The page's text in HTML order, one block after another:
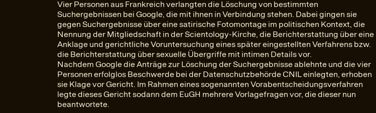
Vier Personen aus Frankreich verlangten die Löschung von bestimmten
Suchergebnissen bei Google, die mit ihnen in Verbindung stehen. Dabei gingen sie
gegen Suchergebnisse über eine satirische Fotomontage im politischen Kontext, die
Nennung der Mitgliedschaft in der Scientology-Kirche, die Berichterstattung über eine
Anklage und gerichtliche Voruntersuchung eines später eingestellten Verfahrens bzw.
die Berichterstattung über sexuelle Übergriffe mit intimen Details vor.
Nachdem Google die Anträge zur Löschung der Suchergebnisse ablehnte und die vier
Personen erfolglos Beschwerde bei der Datenschutzbehörde CNIL einlegten, erhoben
sie Klage vor Gericht. Im Rahmen eines sogenannten Vorabentscheidungsverfahren
legte dieses Gericht sodann dem EuGH mehrere Vorlagefragen vor, die dieser nun
beantwortete.